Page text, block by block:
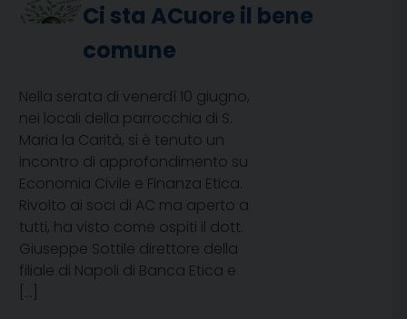
Ci sta ACuore il bene
comune
Nella serata di venerdì 10 giugno,
nei locali della parrocchia di S.
Maria la Carità, si è tenuto un
incontro di approfondimento su
Economia Civile e Finanza Etica.
Rivolto ai soci di AC ma aperto a
tutti, ha visto come ospiti il dott.
Giuseppe Sottile direttore della
filiale di Napoli di Banca Etica e
[…]